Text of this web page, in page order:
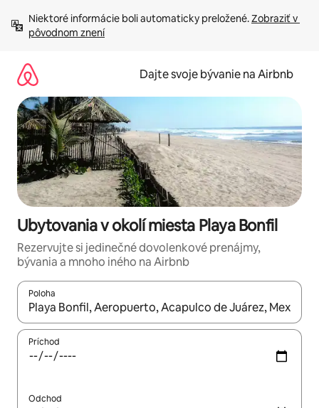
obsah.
Niektoré informácie boli automaticky preložené. Zobraziť v
pôvodnom znení
Dajte svoje bývanie na Airbnb
Ubytovania v okolí miesta Playa Bonfil
Rezervujte si jedinečné dovolenkové prenájmy,
bývania a mnoho iného na Airbnb
Poloha
Keď budú výsledky k dispozícii, môžete si ich prechádzať
Príchod
Odchod